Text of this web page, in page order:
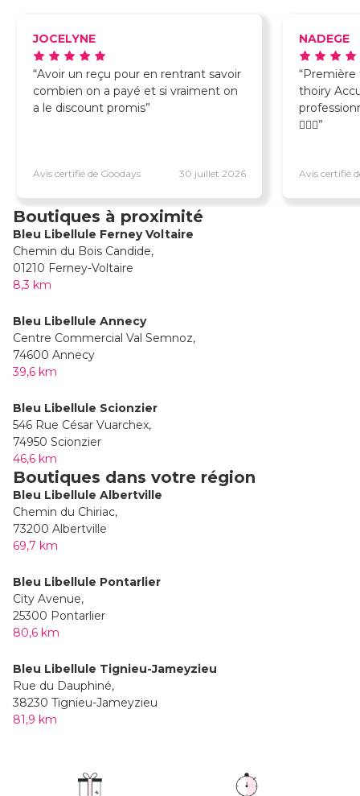
JOCELYNE
Avis certifié de Goodays 30 juillet 2026
Avoir un reçu pour en rentrant savoir
combien on a payé et si vraiment on
a le discount promis
NADEGE
Avis certifié
Première
thoiry Accueil sympathique et
professionnel. Je
💇🏼‍♀️
Boutiques à proximité
Bleu Libellule Ferney Voltaire
Chemin du Bois Candide,
01210 Ferney-Voltaire
8,3 km
Bleu Libellule Annecy
Centre Commercial Val Semnoz,
74600 Annecy
39,6 km
Bleu Libellule Scionzier
546 Rue César Vuarchex,
74950 Scionzier
46,6 km
Boutiques dans votre région
Bleu Libellule Albertville
Chemin du Chiriac,
73200 Albertville
69,7 km
Bleu Libellule Pontarlier
City Avenue,
25300 Pontarlier
80,6 km
Bleu Libellule Tignieu-Jameyzieu
Rue du Dauphiné,
38230 Tignieu-Jameyzieu
81,9 km